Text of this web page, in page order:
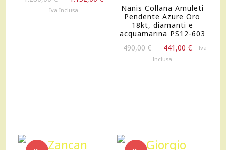
prezzo
prezzo
attuale
1.152,00 €.
Iva Inclusa
Nanis Collana Amuleti
Pendente Azure Oro
18kt, diamanti e
acquamarina PS12-603
490,00€
prezzo
441,00 €
IlIva
Inclusa